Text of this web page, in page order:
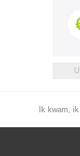
Ik kwam,